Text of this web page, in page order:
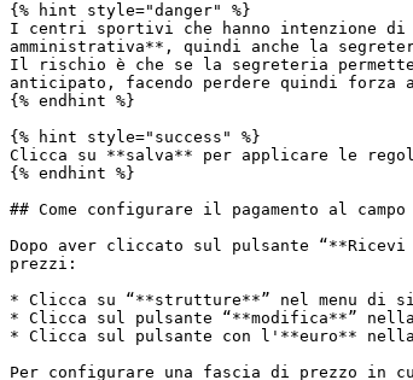
{% hint style="danger" %}
I centri sportivi che hanno intenzione di
amministrativa**, quindi anche la
Il rischio è che se la segreteria
anticipato, facendo perdere quindi forza
{% endhint %}
{% hint style="success" %}
Clicca su **salva** per applicare le
{% endhint %}
## Come configurare il pagamento al
Dopo aver cliccato sul pulsante “**Ricevi
prezzi:
* Clicca su “**strutture**” nel menu di
* Clicca sul pulsante “**modifica**” nella
* Clicca sul pulsante con l'**euro** nella
Per configurare una fascia di prezzo in